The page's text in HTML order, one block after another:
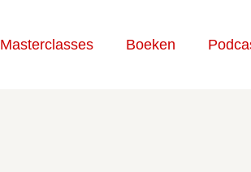
Masterclasses Boeken